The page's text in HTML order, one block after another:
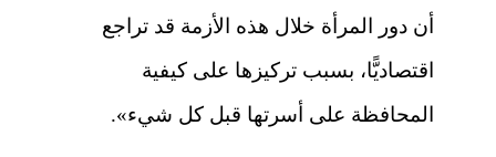
أن دور المرأة خلال هذه الأزمة قد تراجع
اقتصاديًّا، بسبب تركيزها على كيفية
المحافظة على أسرتها قبل كل شيء».